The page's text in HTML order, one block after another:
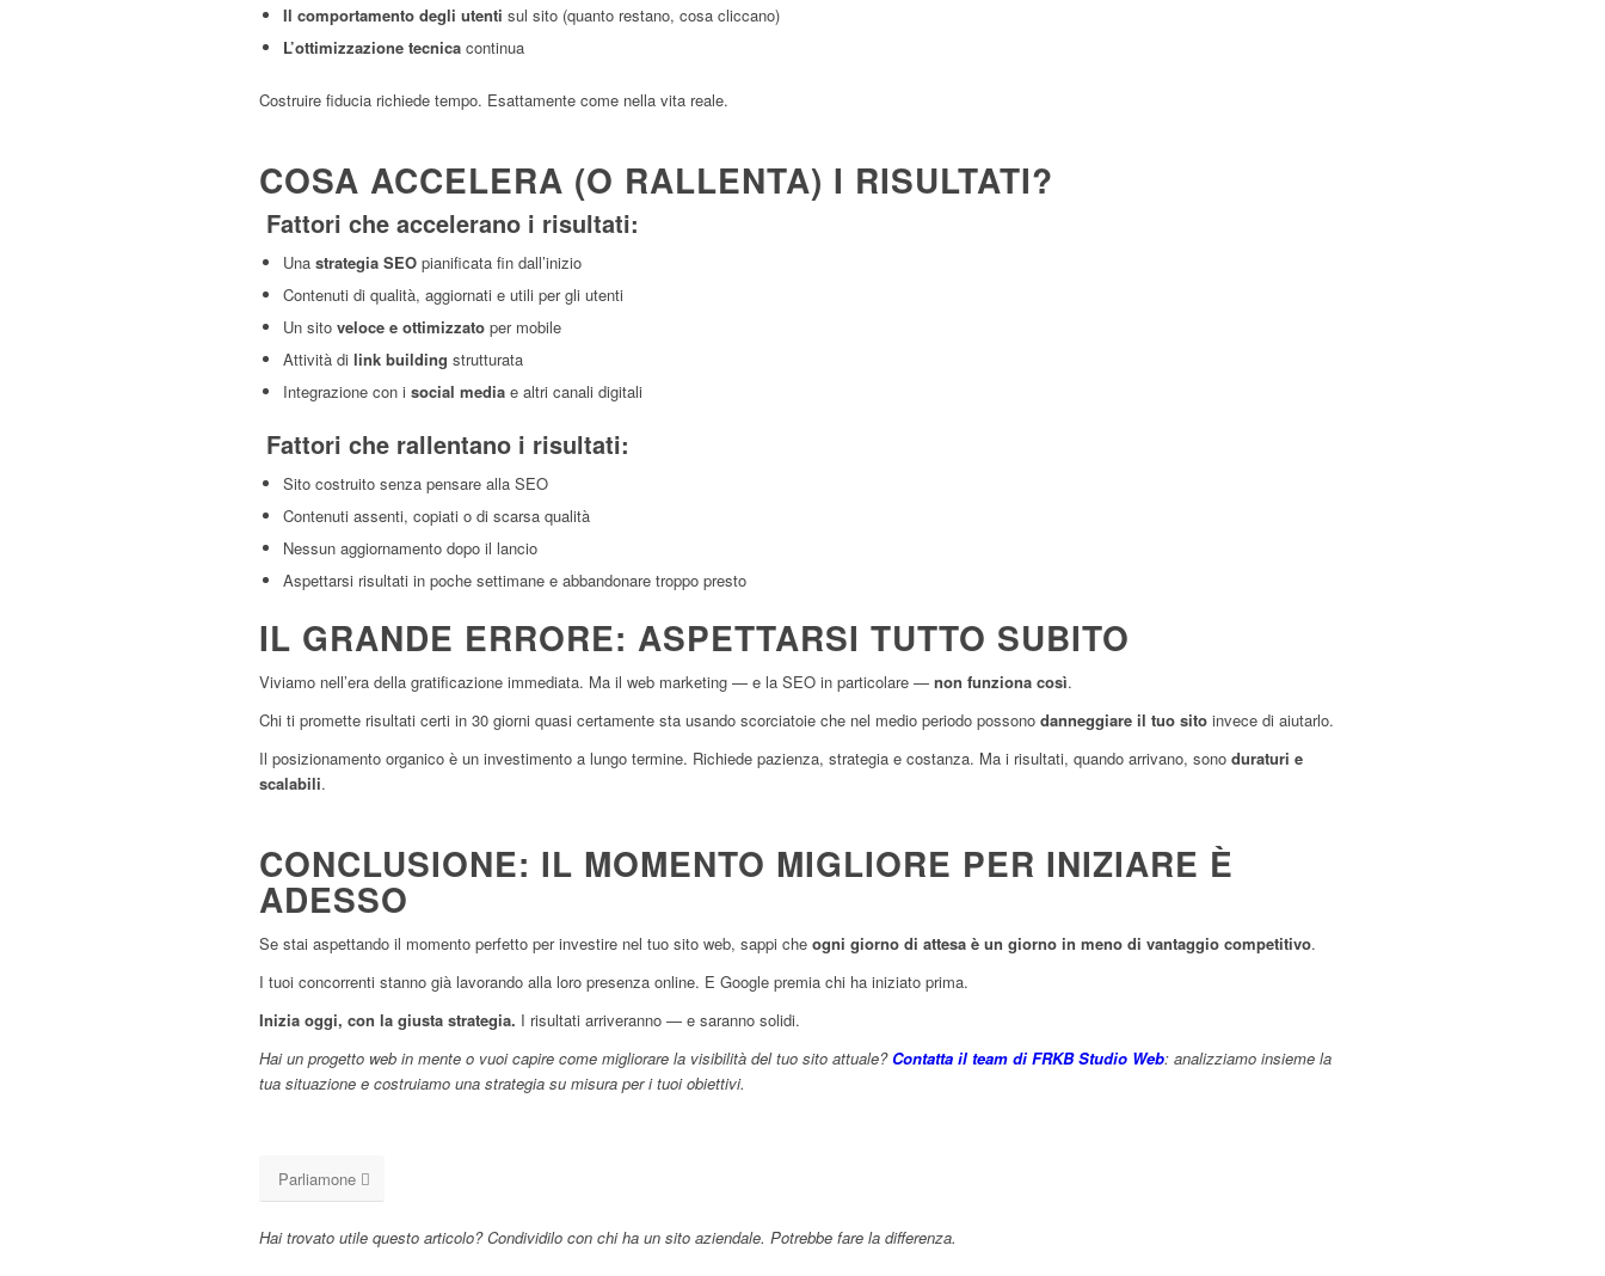
Il comportamento degli utenti sul sito (quanto restano, cosa cliccano)
L’ottimizzazione tecnica continua
Costruire fiducia richiede tempo. Esattamente come nella vita reale.
COSA ACCELERA (O RALLENTA) I RISULTATI?
Fattori che accelerano i risultati:
Una strategia SEO pianificata fin dall’inizio
Contenuti di qualità, aggiornati e utili per gli utenti
Un sito veloce e ottimizzato per mobile
Attività di link building strutturata
Integrazione con i social media e altri canali digitali
Fattori che rallentano i risultati:
Sito costruito senza pensare alla SEO
Contenuti assenti, copiati o di scarsa qualità
Nessun aggiornamento dopo il lancio
Aspettarsi risultati in poche settimane e abbandonare troppo presto
IL GRANDE ERRORE: ASPETTARSI TUTTO SUBITO
Viviamo nell’era della gratificazione immediata. Ma il web marketing — e la SEO in particolare — non funziona così.
Chi ti promette risultati certi in 30 giorni quasi certamente sta usando scorciatoie che nel medio periodo possono danneggiare il tuo sito invece di aiutarlo.
Il posizionamento organico è un investimento a lungo termine. Richiede pazienza, strategia e costanza. Ma i risultati, quando arrivano, sono duraturi e
scalabili.
CONCLUSIONE: IL MOMENTO MIGLIORE PER INIZIARE È
ADESSO
Se stai aspettando il momento perfetto per investire nel tuo sito web, sappi che ogni giorno di attesa è un giorno in meno di vantaggio competitivo.
I tuoi concorrenti stanno già lavorando alla loro presenza online. E Google premia chi ha iniziato prima.
Inizia oggi, con la giusta strategia. I risultati arriveranno — e saranno solidi.
Hai un progetto web in mente o vuoi capire come migliorare la visibilità del tuo sito attuale? Contatta il team di FRKB Studio Web: analizziamo insieme la
tua situazione e costruiamo una strategia su misura per i tuoi obiettivi.
Parliamone
Hai trovato utile questo articolo? Condividilo con chi ha un sito aziendale. Potrebbe fare la differenza.